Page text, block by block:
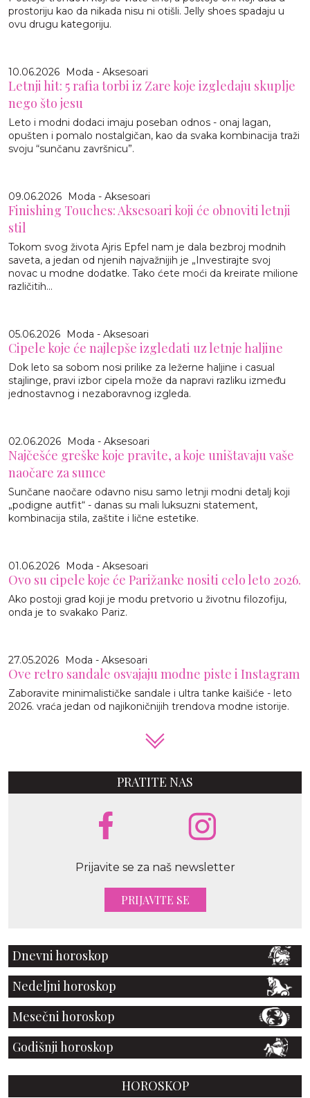
prostoriju kao da nikada nisu ni otišli. Jelly shoes spadaju u
ovu drugu kategoriju.
10.06.2026 Moda - Aksesoari
Letnji hit: 5 rafia torbi iz Zare koje izgledaju skuplje
nego što jesu
Leto i modni dodaci imaju poseban odnos - onaj lagan,
opušten i pomalo nostalgičan, kao da svaka kombinacija traži
svoju “sunčanu završnicu”.
09.06.2026 Moda - Aksesoari
Finishing Touches: Aksesoari koji će obnoviti letnji
stil
Tokom svog života Ajris Epfel nam je dala bezbroj modnih
saveta, a jedan od njenih najvažnijih je „Investirajte svoj
novac u modne dodatke. Tako ćete moći da kreirate milione
različitih...
05.06.2026 Moda - Aksesoari
Cipele koje će najlepše izgledati uz letnje haljine
Dok leto sa sobom nosi prilike za ležerne haljine i casual
stajlinge, pravi izbor cipela može da napravi razliku između
jednostavnog i nezaboravnog izgleda.
02.06.2026 Moda - Aksesoari
Najčešće greške koje pravite, a koje uništavaju vaše
naočare za sunce
Sunčane naočare odavno nisu samo letnji modni detalj koji
„podigne autfit“ - danas su mali luksuzni statement,
kombinacija stila, zaštite i lične estetike.
01.06.2026 Moda - Aksesoari
Ovo su cipele koje će Parižanke nositi celo leto 2026.
Ako postoji grad koji je modu pretvorio u životnu filozofiju,
onda je to svakako Pariz.
27.05.2026 Moda - Aksesoari
Ove retro sandale osvajaju modne piste i Instagram
Zaboravite minimalističke sandale i ultra tanke kaišiće - leto
2026. vraća jedan od najikoničnijih trendova modne istorije.
PRATITE NAS
Prijavite se za naš newsletter
PRIJAVITE SE
Dnevni horoskop
Nedeljni horoskop
Mesečni horoskop
Godišnji horoskop
HOROSKOP